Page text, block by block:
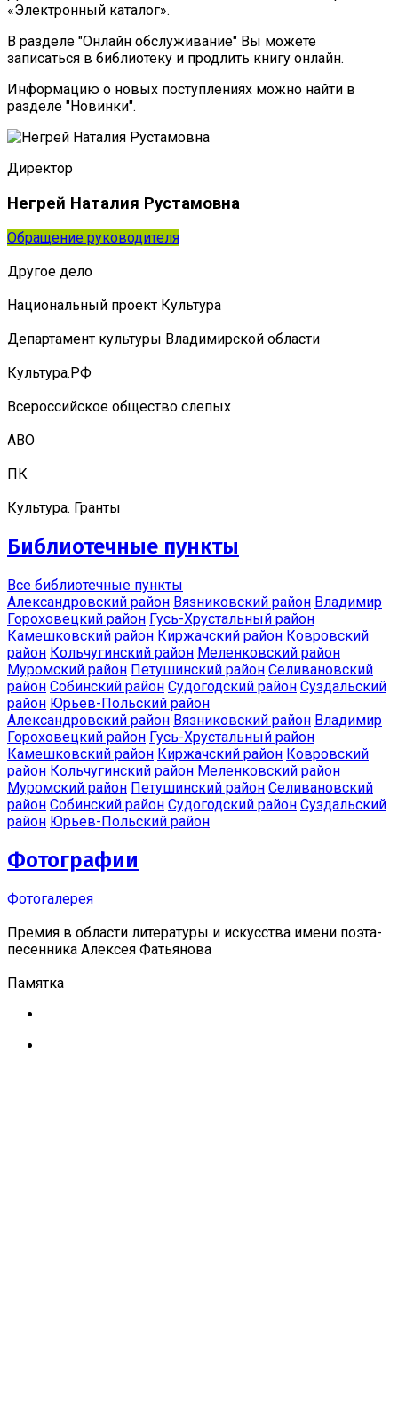
«Электронный каталог».
В разделе "Онлайн обслуживание" Вы можете
записаться в библиотеку и продлить книгу онлайн.
Информацию о новых поступлениях можно найти в
разделе "Новинки".
Директор
Негрей Наталия Рустамовна
Обращение руководителя
Другое дело
Национальный проект Культура
Департамент культуры Владимирской области
Культура.РФ
Всероссийское общество слепых
АВО
ПК
Культура. Гранты
Библиотечные пункты
Все библиотечные пункты
Александровский район Вязниковский район Владимир
Гороховецкий район Гусь-Хрустальный район
Камешковский район Киржачский район Ковровский
район Кольчугинский район Меленковский район
Муромский район Петушинский район Селивановский
район Собинский район Судогодский район Суздальский
район Юрьев-Польский район
Александровский район Вязниковский район Владимир
Гороховецкий район Гусь-Хрустальный район
Камешковский район Киржачский район Ковровский
район Кольчугинский район Меленковский район
Муромский район Петушинский район Селивановский
район Собинский район Судогодский район Суздальский
район Юрьев-Польский район
Фотографии
Фотогалерея
Премия в области литературы и искусства имени поэта-
песенника Алексея Фатьянова
Памятка